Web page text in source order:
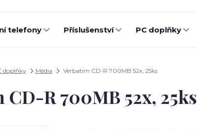
telefony Příslušenství PC doplňky
doplňky Média Verbatim CD-R 700MB 52x, 25ks
CD-R 700MB 52x, 25ks